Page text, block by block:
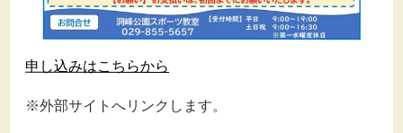
申し込みはこちらから
※外部サイトへリンクします。